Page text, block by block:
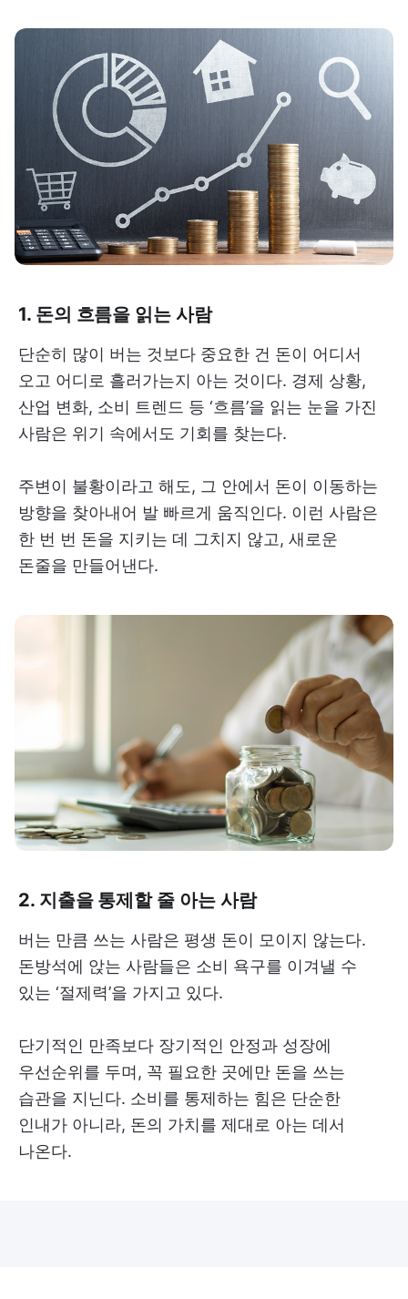
1. 돈의 흐름을 읽는 사람
단순히 많이 버는 것보다 중요한 건 돈이 어디서
오고 어디로 흘러가는지 아는 것이다. 경제 상황,
산업 변화, 소비 트렌드 등 ‘흐름’을 읽는 눈을 가진
사람은 위기 속에서도 기회를 찾는다.
주변이 불황이라고 해도, 그 안에서 돈이 이동하는
방향을 찾아내어 발 빠르게 움직인다. 이런 사람은
한 번 번 돈을 지키는 데 그치지 않고, 새로운
돈줄을 만들어낸다.
2. 지출을 통제할 줄 아는 사람
버는 만큼 쓰는 사람은 평생 돈이 모이지 않는다.
돈방석에 앉는 사람들은 소비 욕구를 이겨낼 수
있는 ‘절제력’을 가지고 있다.
단기적인 만족보다 장기적인 안정과 성장에
우선순위를 두며, 꼭 필요한 곳에만 돈을 쓰는
습관을 지닌다. 소비를 통제하는 힘은 단순한
인내가 아니라, 돈의 가치를 제대로 아는 데서
나온다.